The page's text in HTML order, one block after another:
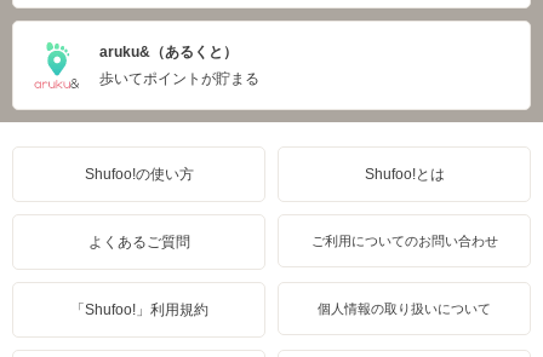
aruku&（あるくと）
歩いてポイントが貯まる
Shufoo!の使い方 Shufoo!とは
よくあるご質問 ご利用についてのお問い合わせ
「Shufoo!」利用規約 個人情報の取り扱いについて